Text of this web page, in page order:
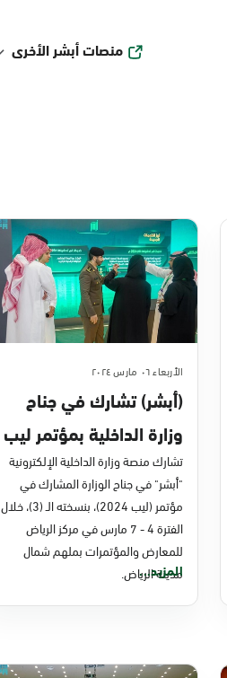
منصات أبشر الأخرى
الأربعاء ٠٦ مارس ٢٠٢٤
(أبشر) تشارك في جناح
وزارة الداخلية بمؤتمر ليب
2024
تشارك منصة وزارة الداخلية الإلكترونية
"أبشر" في جناح الوزارة المشارك في
مؤتمر (ليب 2024)، بنسخته الـ (3)، خلال
الفترة 4 - 7 مارس في مركز الرياض
للمعارض والمؤتمرات بملهم شمال
مدينة الرياض.
المزيد...